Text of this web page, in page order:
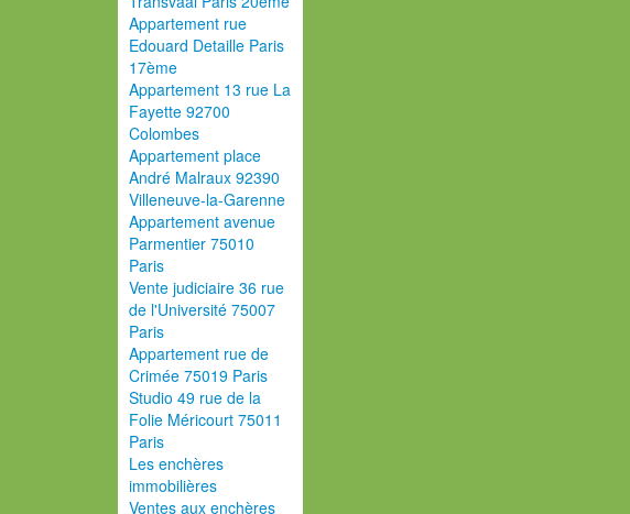
Appartement rue
Edouard Detaille Paris
17ème
Appartement 13 rue La
Fayette 92700
Colombes
Appartement place
André Malraux 92390
Villeneuve-la-Garenne
Appartement avenue
Parmentier 75010
Paris
Vente judiciaire 36 rue
de l'Université 75007
Paris
Appartement rue de
Crimée 75019 Paris
Studio 49 rue de la
Folie Méricourt 75011
Paris
Les enchères
immobilières
Ventes aux enchères